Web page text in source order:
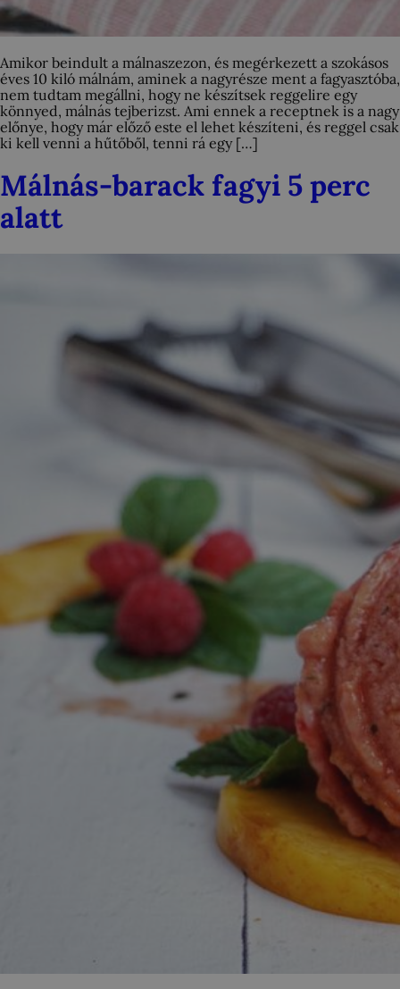
Amikor beindult a málnaszezon, és megérkezett a szokásos
éves 10 kiló málnám, aminek a nagyrésze ment a fagyasztóba,
nem tudtam megállni, hogy ne készítsek reggelire egy
könnyed, málnás tejberizst. Ami ennek a receptnek is a nagy
előnye, hogy már előző este el lehet készíteni, és reggel csak
ki kell venni a hűtőből, tenni rá egy […]
Málnás-barack fagyi 5 perc
alatt